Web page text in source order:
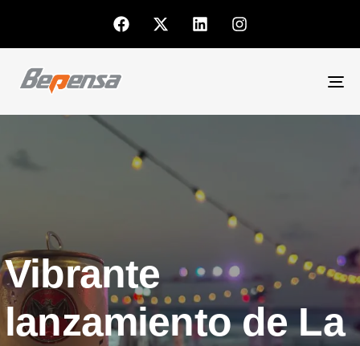
Vibrante
lanzamiento de La